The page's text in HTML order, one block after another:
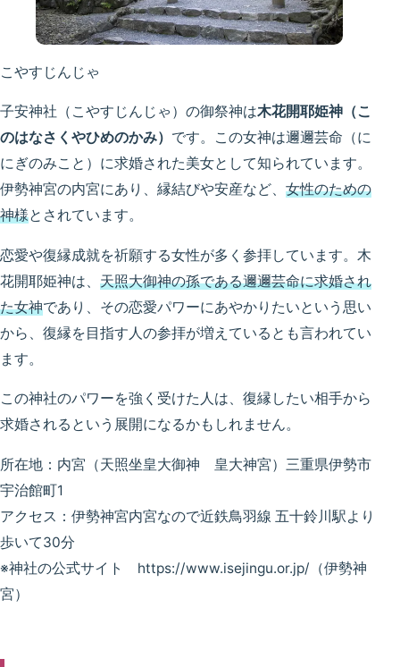
こやすじんじゃ
子安神社（こやすじんじゃ）の御祭神は木花開耶姫神（こ
のはなさくやひめのかみ） です。この女神は邇邇芸命（に
にぎのみこと）に求婚された美女として知られています。
伊勢神宮の内宮にあり、縁結びや安産など、 女性のための
神様とされています。
恋愛や復縁成就を祈願する女性が多く参拝しています。木
花開耶姫神は、 天照大御神の孫である邇邇芸命に求婚され
た女神であり、その恋愛パワーにあやかりたいという思い
から、復縁を目指す人の参拝が増えているとも言われてい
ます。
この神社のパワーを強く受けた人は、復縁したい相手から
求婚されるという展開になるかもしれません。
所在地：内宮（天照坐皇大御神 皇大神宮）三重県伊勢市
宇治館町1
アクセス：伊勢神宮内宮なので近鉄鳥羽線 五十鈴川駅より
歩いて30分
※神社の公式サイト https://www.isejingu.or.jp/（伊勢神
宮）